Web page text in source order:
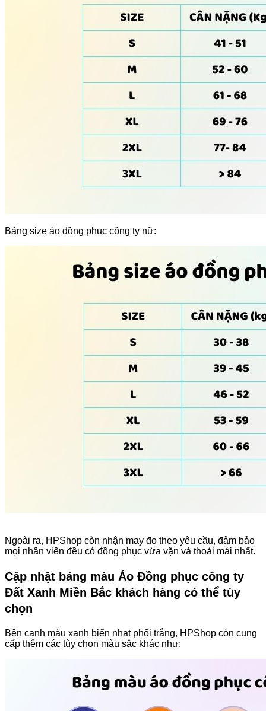
Bảng size áo đồng phục công ty nữ:
Ngoài ra, HPShop còn nhận may đo theo yêu cầu, đảm bảo
mọi nhân viên đều có đồng phục vừa vặn và thoải mái nhất.
Cập nhật bảng màu Áo Đồng phục công ty
Đất Xanh Miền Bắc khách hàng có thể tùy
chọn
Bên cạnh màu xanh biển nhạt phối trắng, HPShop còn cung
cấp thêm các tùy chọn màu sắc khác như: